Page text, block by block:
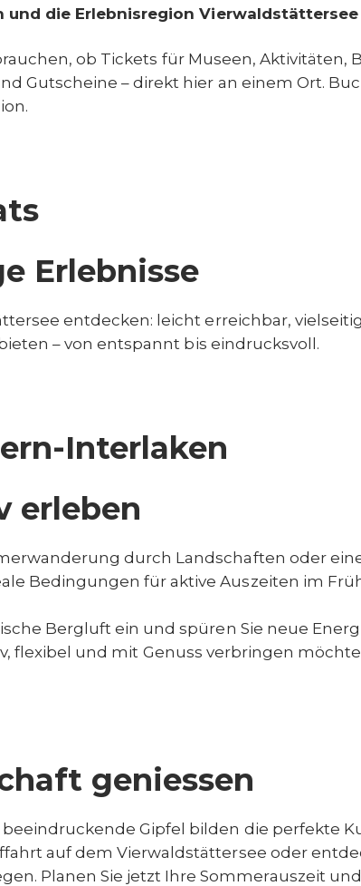
die Erlebnisregion Vierwaldstättersee
ob Tickets für Museen,
Gutscheine – direkt hier an einem Ort.
Erlebnisse
entdecken: leicht erreichbar,
– von entspannt bis eindrucksvoll.
Interlaken
erleben
durch Landschaften oder
Bedingungen für aktive Auszeiten im
Bergluft ein und spüren Sie neue
flexibel und mit Genuss verbringen
geniessen
Gipfel bilden die perfekte
auf dem Vierwaldstättersee oder
Planen Sie jetzt Ihre Sommerauszeit